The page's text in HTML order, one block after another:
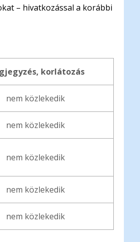
– hivatkozással a korábbi
korlátozás
nem közlekedik
nem közlekedik
nem közlekedik
nem közlekedik
nem közlekedik